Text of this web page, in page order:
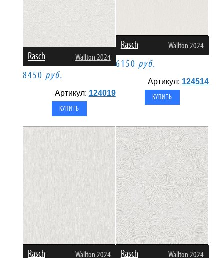
Rasch Wallton 2024
8450 руб.
Артикул: 124019
Rasch Wallton 2024
6150 руб.
Артикул: 124514
Rasch Wallton 2024 Rasch Wallton 2024